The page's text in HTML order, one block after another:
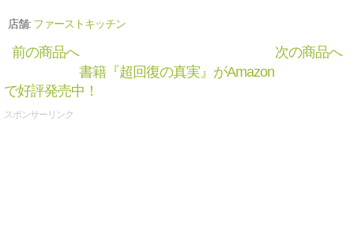
店舗: ファーストキッチン
前の商品へ
次の商品へ
書籍『超回復の真実』がAmazon
で好評発売中！
スポンサーリンク